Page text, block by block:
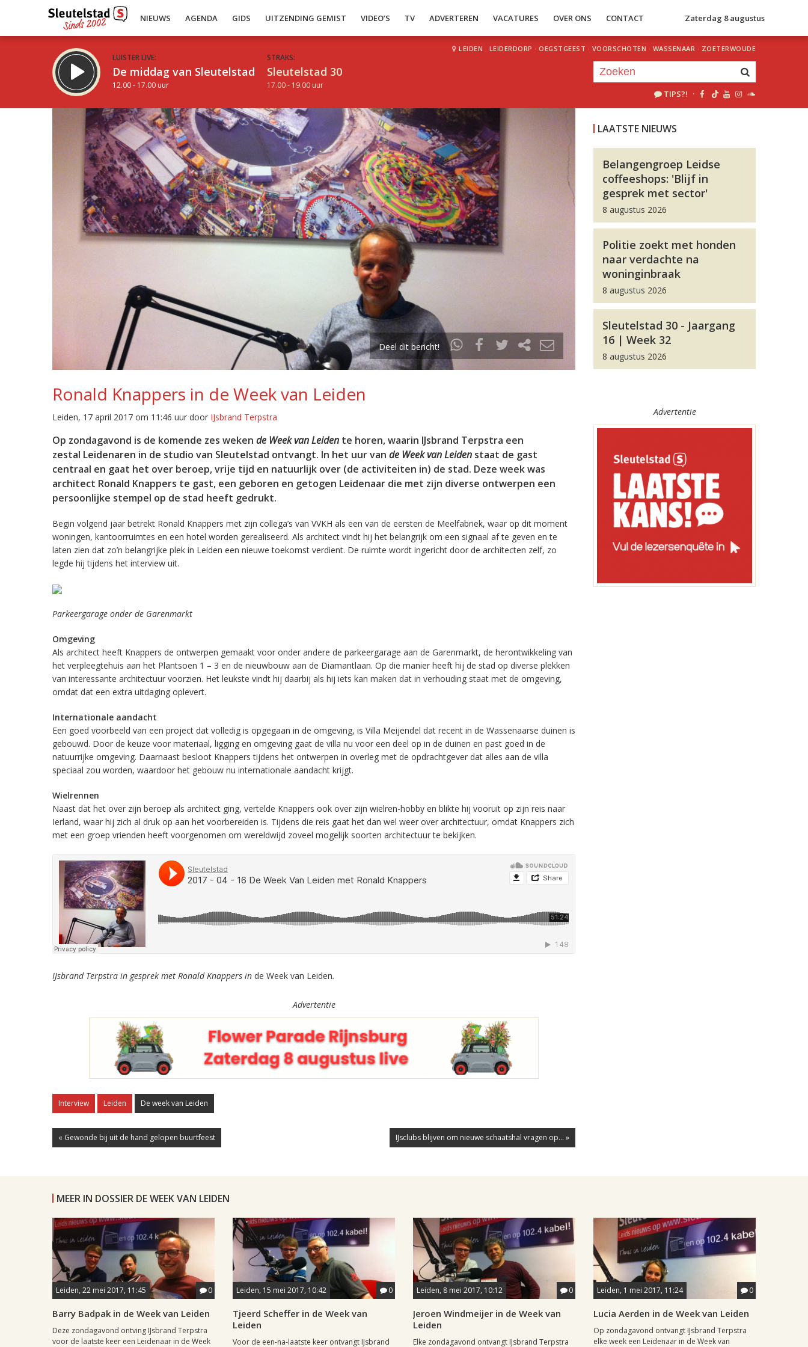
NIEUWS AGENDA GIDS UITZENDING GEMIST VIDEO’S TV ADVERTEREN VACATURES OVER ONS CONTACT Zaterdag 8 augustus
LUISTER LIVE:
De middag van Sleutelstad
12.00 - 17.00 uur
STRAKS:
Sleutelstad 30
17.00 - 19.00 uur
LEIDEN · LEIDERDORP · OEGSTGEEST · VOORSCHOTEN · WASSENAAR · ZOETERWOUDE
TIPS?! ·
Inklappen
Deel dit bericht!
Ronald Knappers in de Week van Leiden
Leiden, 17 april 2017 om 11:46 uur door IJsbrand Terpstra
Op zondagavond is de komende zes weken de Week van Leiden te horen, waarin IJsbrand Terpstra een
zestal Leidenaren in de studio van Sleutelstad ontvangt. In het uur van de Week van Leiden staat de gast
centraal en gaat het over beroep, vrije tijd en natuurlijk over (de activiteiten in) de stad. Deze week was
architect Ronald Knappers te gast, een geboren en getogen Leidenaar die met zijn diverse ontwerpen een
persoonlijke stempel op de stad heeft gedrukt.
Begin volgend jaar betrekt Ronald Knappers met zijn collega’s van VVKH als een van de eersten de Meelfabriek, waar op dit moment
woningen, kantoorruimtes en een hotel worden gerealiseerd. Als architect vindt hij het belangrijk om een signaal af te geven en te
laten zien dat zo’n belangrijke plek in Leiden een nieuwe toekomst verdient. De ruimte wordt ingericht door de architecten zelf, zo
legde hij tijdens het interview uit.
Parkeergarage onder de Garenmarkt
Omgeving
Als architect heeft Knappers de ontwerpen gemaakt voor onder andere de parkeergarage aan de Garenmarkt, de herontwikkeling van
het verpleegtehuis aan het Plantsoen 1 – 3 en de nieuwbouw aan de Diamantlaan. Op die manier heeft hij de stad op diverse plekken
van interessante architectuur voorzien. Het leukste vindt hij daarbij als hij iets kan maken dat in verhouding staat met de omgeving,
omdat dat een extra uitdaging oplevert.
Internationale aandacht
Een goed voorbeeld van een project dat volledig is opgegaan in de omgeving, is Villa Meijendel dat recent in de Wassenaarse duinen is
gebouwd. Door de keuze voor materiaal, ligging en omgeving gaat de villa nu voor een deel op in de duinen en past goed in de
natuurrijke omgeving. Daarnaast besloot Knappers tijdens het ontwerpen in overleg met de opdrachtgever dat alles aan de villa
speciaal zou worden, waardoor het gebouw nu internationale aandacht krijgt.
Wielrennen
Naast dat het over zijn beroep als architect ging, vertelde Knappers ook over zijn wielren-hobby en blikte hij vooruit op zijn reis naar
Ierland, waar hij zich al druk op aan het voorbereiden is. Tijdens die reis gaat het dan wel weer over architectuur, omdat Knappers zich
met een groep vrienden heeft voorgenomen om wereldwijd zoveel mogelijk soorten architectuur te bekijken.
IJsbrand Terpstra in gesprek met Ronald Knappers in de Week van Leiden.
Advertentie
Interview Leiden De week van Leiden
« Gewonde bij uit de hand gelopen buurtfeest IJsclubs blijven om nieuwe schaatshal vragen op... »
LAATSTE NIEUWS
Belangengroep Leidse
coffeeshops: 'Blijf in
gesprek met sector'
8 augustus 2026
Politie zoekt met honden
naar verdachte na
woninginbraak
8 augustus 2026
Sleutelstad 30 - Jaargang
16 | Week 32
8 augustus 2026
Advertentie
MEER IN DOSSIER DE WEEK VAN LEIDEN
Leiden, 22 mei 2017, 11:45 0
Barry Badpak in de Week van Leiden
Deze zondagavond ontving IJsbrand Terpstra
voor de laatste keer een Leidenaar in de Week
Leiden, 15 mei 2017, 10:42 0
Tjeerd Scheffer in de Week van
Leiden
Voor de een-na-laatste keer ontvangt IJsbrand
Leiden, 8 mei 2017, 10:12 0
Jeroen Windmeijer in de Week van
Leiden
Elke zondagavond ontvangt IJsbrand Terpstra
Leiden, 1 mei 2017, 11:24 0
Lucia Aerden in de Week van Leiden
Op zondagavond ontvangt IJsbrand Terpstra
elke week een Leidenaar in de Week van